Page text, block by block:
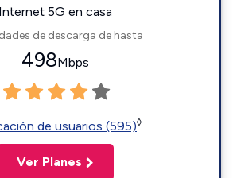
Internet 5G en casa
de descarga de hasta
498Mbps
de usuarios (595)◊
Ver Planes